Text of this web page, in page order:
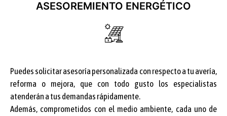
ASESOREMIENTO ENERGÉTICO
Puedes solicitar asesoría personalizada con respecto a tu avería,
reforma o mejora, que con todo gusto los especialistas
atenderán a tus demandas rápidamente.
Además, comprometidos con el medio ambiente, cada uno de